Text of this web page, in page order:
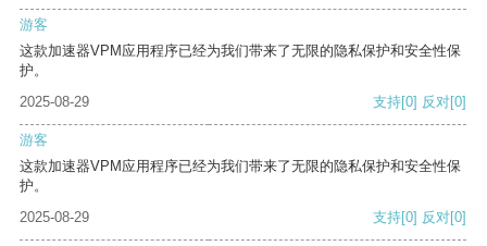
游客
这款加速器VPM应用程序已经为我们带来了无限的隐私保护和安全性保
护。
2025-08-29
支持[0] 反对[0]
游客
这款加速器VPM应用程序已经为我们带来了无限的隐私保护和安全性保
护。
2025-08-29
支持[0] 反对[0]